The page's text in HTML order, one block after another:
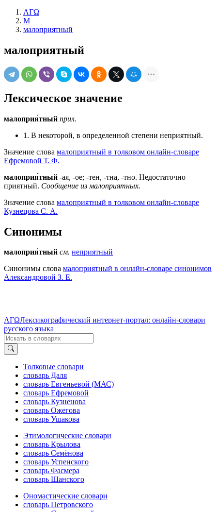
ΛΓΩ
М
малоприятный
малоприятный
Лексическое значение
малоприя́тный прил.
1. В некоторой, в определенной степени неприятный.
Значение слова малоприятный в толковом онлайн-словаре
Ефремовой Т. Ф.
малоприя́тный -ая, -ое; -тен, -тна, -тно. Недостаточно
приятный. Сообщение из малоприятных.
Значение слова малоприятный в толковом онлайн-словаре
Кузнецова С. А.
Синонимы
малоприя́тный см. неприятный
Синонимы слова малоприятный в онлайн-словаре синонимов
Александровой З. Е.
ΛΓΩЛексикографический интернет-портал: онлайн-словари
русского языка
Толковые словари
словарь Даля
словарь Евгеньевой (МАС)
словарь Ефремовой
словарь Кузнецова
словарь Ожегова
словарь Ушакова
Этимологические словари
словарь Крылова
словарь Семёнова
словарь Успенского
словарь Фасмера
словарь Шанского
Ономастические словари
словарь Петровского